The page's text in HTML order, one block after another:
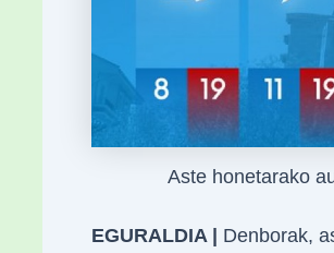
Aste honetarako
EGURALDIA |
Denborak,